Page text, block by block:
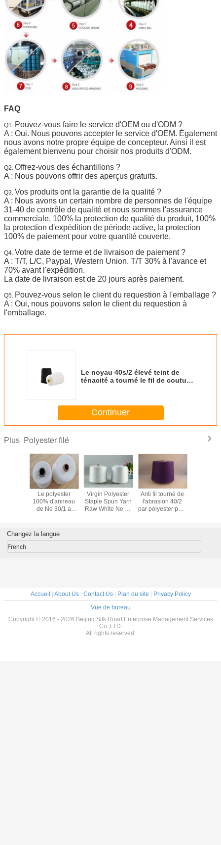
FAQ
Q1.
Pouvez-vous faire le service d'OEM ou d'ODM ?
A : Oui. Nous pouvons accepter le service d'OEM. Également
nous avons notre propre équipe de concepteur. Ainsi il est
également bienvenu pour choisir nos produits d'ODM.
Q2. Offrez-vous des échantillons ?
A : Nous pouvons offrir des aperçus gratuits.
Q3. Vos produits ont la garantie de la qualité ?
A : Nous avons un certain nombre de personnes de l'équipe
31-40 de contrôle de qualité et nous sommes l'assurance
commerciale, 100% la protection de qualité du produit, 100%
la protection d'expédition de période active, la protection
100% de paiement pour votre quantité couverte.
Q4. Votre date de terme et de livraison de paiement ?
A : T/T, L/C, Paypal, Western Union. T/T 30% à l'avance et
70% avant l'expédition.
La date de livraison est de 20 jours après paiement.
Q5.
Pouvez-vous selon le client du requestion à l'emballage ?
A : Oui, nous pouvons selon le client du requestion à
l'emballage.
Le noyau 40s/2 élevé teint de
ténacité a tourné le fil de couture
Continuer
Plus Polyester filé
Vierge
Le polyester
100% d'anneau
de Ne 30/1 a
polyester anti
Pilling
Virgin Polyester
Staple Spun Yarn
Raw White Ne 30
Anti fil tourné de
l'abrasion 40/2
par polyester pour
Changez la langue
French
Accueil | About Us| Contact Us| Plan du site | Privacy Policy
Vue de bureau
Copyright © 2016 - 2026 Beijing Silk Road Enterprise Management Services
Co.,LTD.
All rights reserved.